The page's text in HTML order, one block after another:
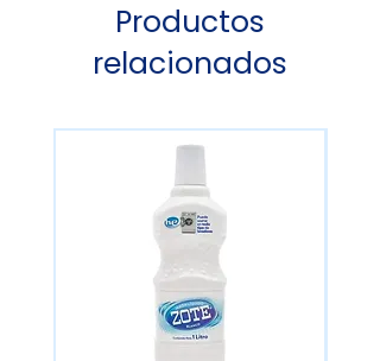
Productos
relacionados